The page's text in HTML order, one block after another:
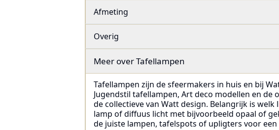
Afmeting
Overig
Meer overTafellampen
Tafellampen zijn de sfeermakers in huis en bij
Jugendstil tafellampen, Art deco modellen en de
de collectieve van Watt design. Belangrijk is
lamp of diffuus licht met bijvoorbeeld opaal of
de juiste lampen, tafelspots of upligters voor